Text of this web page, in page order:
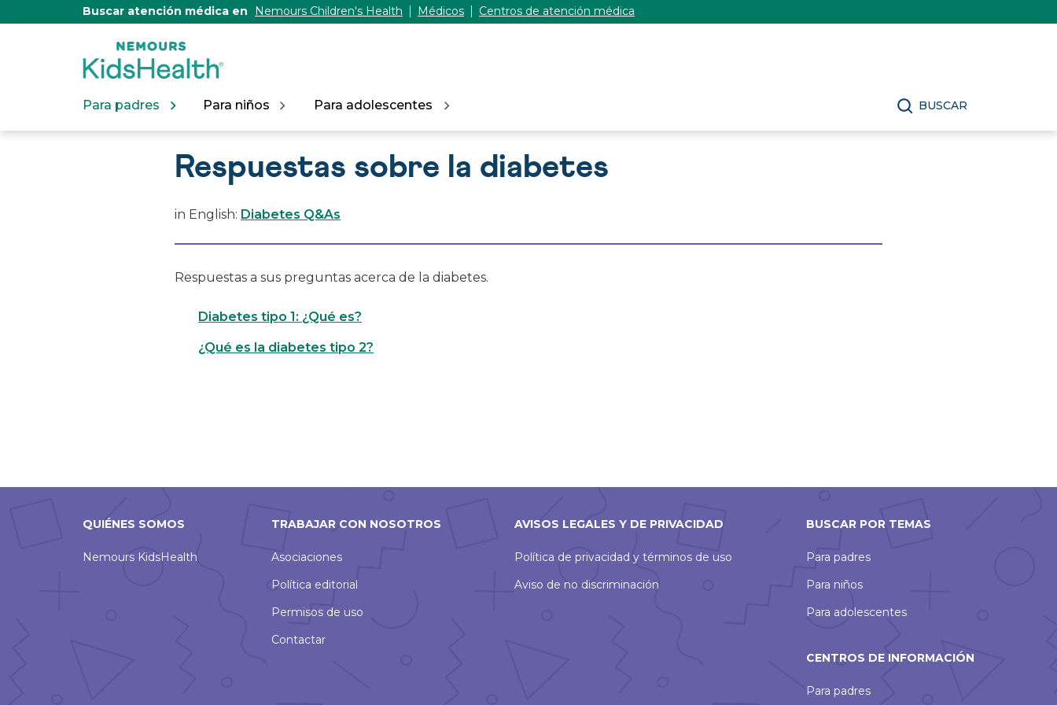
Buscar atención médica en Nemours Children's Health Médicos Centros de atención médica
Para padres Para niños Para adolescentes BUSCAR
Respuestas sobre la diabetes
in English: Diabetes Q&As
Respuestas a sus preguntas acerca de la diabetes.
Diabetes tipo 1: ¿Qué es?
¿Qué es la diabetes tipo 2?
QUIÉNES SOMOS
Nemours KidsHealth
TRABAJAR CON NOSOTROS
Asociaciones
Política editorial
Permisos de uso
Contactar
AVISOS LEGALES Y DE PRIVACIDAD
Política de privacidad y términos de uso
Aviso de no discriminación
BUSCAR POR TEMAS
Para padres
Para niños
Para adolescentes
CENTROS DE INFORMACIÓN
Para padres